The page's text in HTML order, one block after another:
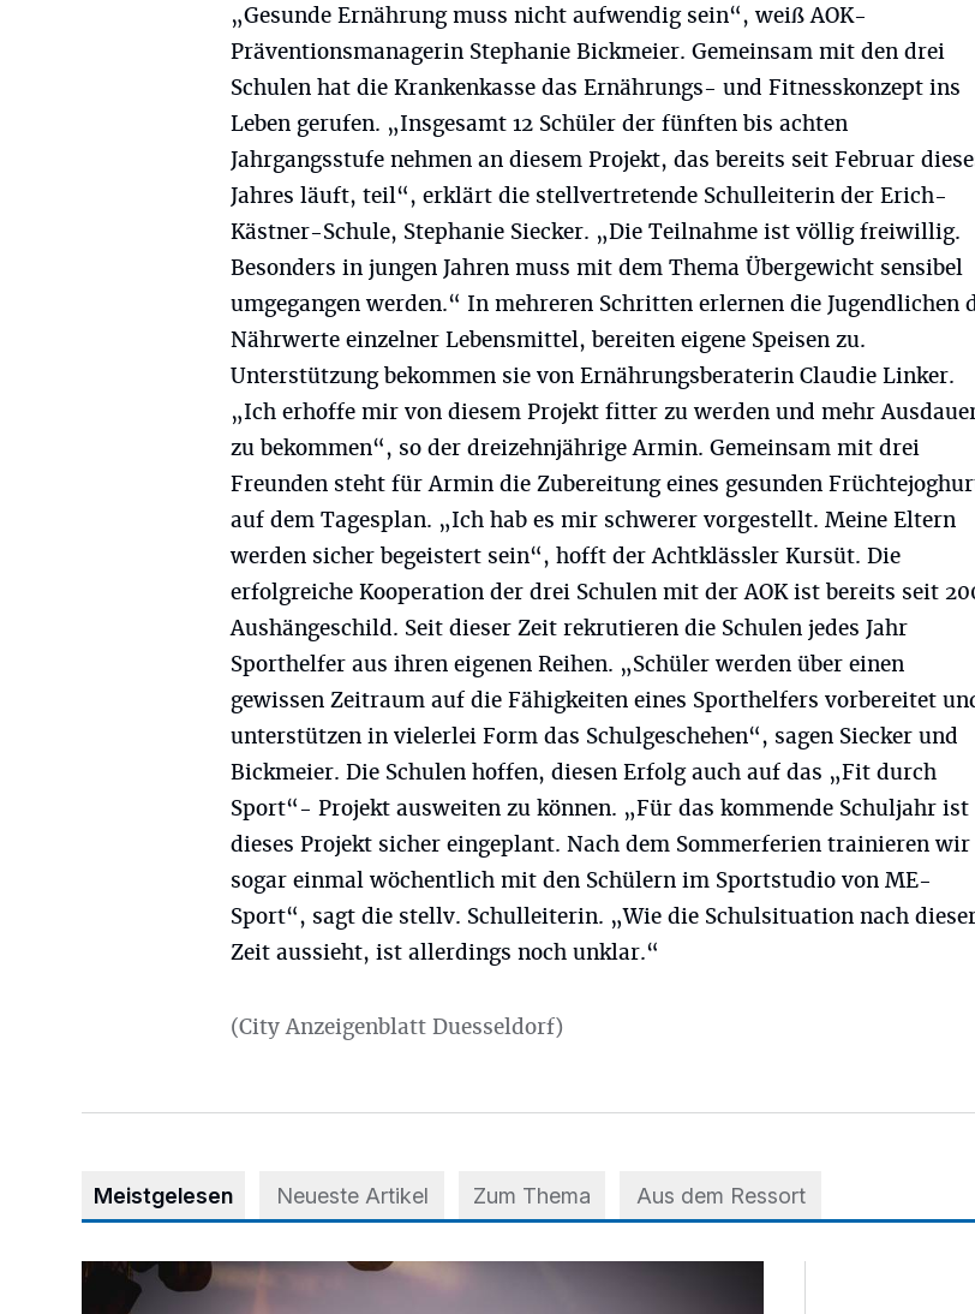
„Gesunde Ernährung muss nicht aufwendig sein“, weiß AOK-
Präventionsmanagerin Stephanie Bickmeier. Gemeinsam mit den drei
Schulen hat die Krankenkasse das Ernährungs- und Fitnesskonzept ins
Leben gerufen. „Insgesamt 12 Schüler der fünften bis achten
Jahrgangsstufe nehmen an diesem Projekt, das bereits seit Februar
Jahres läuft, teil“, erklärt die stellvertretende Schulleiterin der Erich-
Kästner-Schule, Stephanie Siecker. „Die Teilnahme ist völlig freiwillig.
Besonders in jungen Jahren muss mit dem Thema Übergewicht sensibel
umgegangen werden.“ In mehreren Schritten erlernen die Jugendlichen
Nährwerte einzelner Lebensmittel, bereiten eigene Speisen zu.
Unterstützung bekommen sie von Ernährungsberaterin Claudie Linker.
„Ich erhoffe mir von diesem Projekt fitter zu werden und mehr
zu bekommen“, so der dreizehnjährige Armin. Gemeinsam mit drei
Freunden steht für Armin die Zubereitung eines gesunden
auf dem Tagesplan. „Ich hab es mir schwerer vorgestellt. Meine Eltern
werden sicher begeistert sein“, hofft der Achtklässler Kursüt. Die
erfolgreiche Kooperation der drei Schulen mit der AOK ist bereits seit
Aushängeschild. Seit dieser Zeit rekrutieren die Schulen jedes Jahr
Sporthelfer aus ihren eigenen Reihen. „Schüler werden über einen
gewissen Zeitraum auf die Fähigkeiten eines Sporthelfers vorbereitet
unterstützen in vielerlei Form das Schulgeschehen“, sagen Siecker und
Bickmeier. Die Schulen hoffen, diesen Erfolg auch auf das „Fit durch
Sport“- Projekt ausweiten zu können. „Für das kommende Schuljahr ist
dieses Projekt sicher eingeplant. Nach dem Sommerferien trainieren wir
sogar einmal wöchentlich mit den Schülern im Sportstudio von ME-
Sport“, sagt die stellv. Schulleiterin. „Wie die Schulsituation nach
Zeit aussieht, ist allerdings noch unklar.“
(City Anzeigenblatt Duesseldorf)
Meistgelesen Neueste Artikel Zum Thema Aus dem Ressort
Mehr als nur ein Festival